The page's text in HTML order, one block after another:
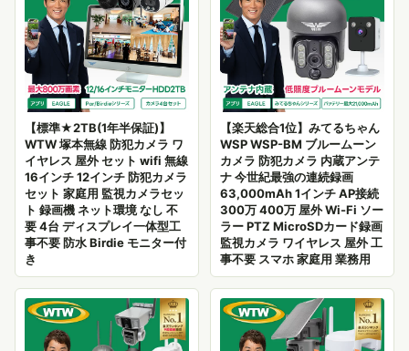
【標準★2TB(1年半保証)】
WTW 塚本無線 防犯カメラ ワ
イヤレス 屋外 セット wifi 無線
16インチ 12インチ 防犯カメラ
セット 家庭用 監視カメラセッ
ト 録画機 ネット環境 なし 不
要 4台 ディスプレイ一体型工
事不要 防水 Birdie モニター付
き
【楽天総合1位】みてるちゃん
WSP WSP-BM ブルームーン
カメラ 防犯カメラ 内蔵アンテ
ナ 今世紀最強の連続録画
63,000mAh 1インチ AP接続
300万 400万 屋外 Wi-Fi ソー
ラー PTZ MicroSDカード録画
監視カメラ ワイヤレス 屋外 工
事不要 スマホ 家庭用 業務用